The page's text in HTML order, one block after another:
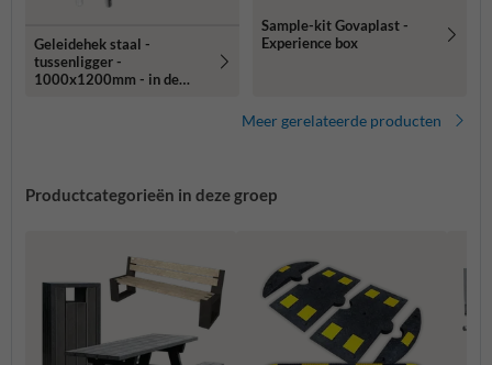
Geleidehek staal -
tussenligger -
1000x1200mm - in de
Sample-kit Govaplast -
Experience box
Meer gerelateerde producten
Productcategorieën in deze groep